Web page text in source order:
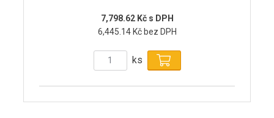
7,798.62 Kč s DPH
6,445.14 Kč bez DPH
ks